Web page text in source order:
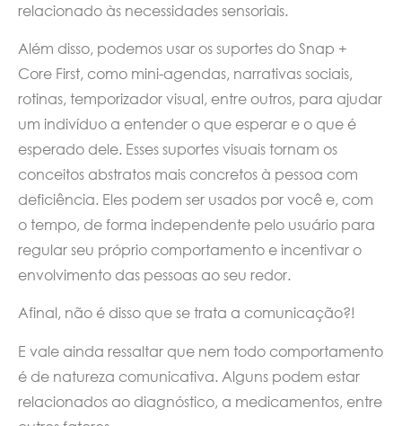
relacionado às necessidades sensoriais.
Além disso, podemos usar os suportes do Snap +
Core First, como mini-agendas, narrativas sociais,
rotinas, temporizador visual, entre outros, para ajudar
um indivíduo a entender o que esperar e o que é
esperado dele. Esses suportes visuais tornam os
conceitos abstratos mais concretos à pessoa com
deficiência. Eles podem ser usados por você e, com
o tempo, de forma independente pelo usuário para
regular seu próprio comportamento e incentivar o
envolvimento das pessoas ao seu redor.
Afinal, não é disso que se trata a comunicação?!
E vale ainda ressaltar que nem todo comportamento
é de natureza comunicativa. Alguns podem estar
relacionados ao diagnóstico, a medicamentos, entre